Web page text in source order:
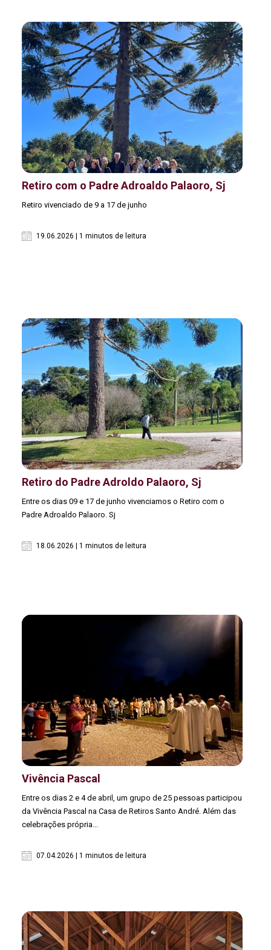
Retiro com o Padre Adroaldo Palaoro, Sj
Retiro vivenciado de 9 a 17 de junho
19.06.2026 | 1 minutos de leitura
Retiro do Padre Adroldo Palaoro, Sj
Entre os dias 09 e 17 de junho vivenciamos o Retiro com o
Padre Adroaldo Palaoro. Sj
18.06.2026 | 1 minutos de leitura
Vivência Pascal
Entre os dias 2 e 4 de abril, um grupo de 25 pessoas participou
da Vivência Pascal na Casa de Retiros Santo André. Além das
celebrações própria...
07.04.2026 | 1 minutos de leitura